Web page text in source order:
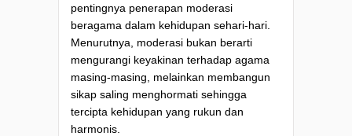
pentingnya penerapan moderasi
beragama dalam kehidupan sehari-hari.
Menurutnya, moderasi bukan berarti
mengurangi keyakinan terhadap agama
masing-masing, melainkan membangun
sikap saling menghormati sehingga
tercipta kehidupan yang rukun dan
harmonis.